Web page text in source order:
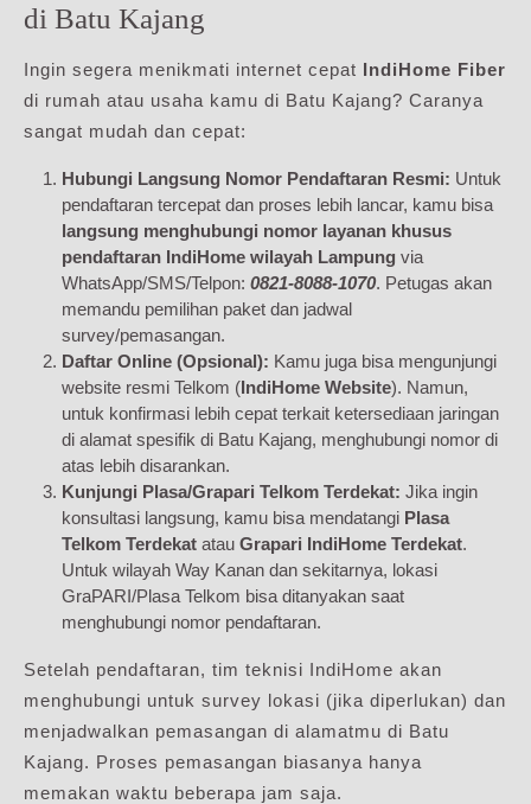
di Batu Kajang
Ingin segera menikmati internet cepat IndiHome Fiber
di rumah atau usaha kamu di Batu Kajang? Caranya
sangat mudah dan cepat:
Hubungi Langsung Nomor Pendaftaran Resmi: Untuk
pendaftaran tercepat dan proses lebih lancar, kamu bisa
langsung menghubungi nomor layanan khusus
pendaftaran IndiHome wilayah Lampung via
WhatsApp/SMS/Telpon: 0821-8088-1070. Petugas akan
memandu pemilihan paket dan jadwal
survey/pemasangan.
Daftar Online (Opsional): Kamu juga bisa mengunjungi
website resmi Telkom (IndiHome Website). Namun,
untuk konfirmasi lebih cepat terkait ketersediaan jaringan
di alamat spesifik di Batu Kajang, menghubungi nomor di
atas lebih disarankan.
Kunjungi Plasa/Grapari Telkom Terdekat: Jika ingin
konsultasi langsung, kamu bisa mendatangi Plasa
Telkom Terdekat atau Grapari IndiHome Terdekat.
Untuk wilayah Way Kanan dan sekitarnya, lokasi
GraPARI/Plasa Telkom bisa ditanyakan saat
menghubungi nomor pendaftaran.
Setelah pendaftaran, tim teknisi IndiHome akan
menghubungi untuk survey lokasi (jika diperlukan) dan
menjadwalkan pemasangan di alamatmu di Batu
Kajang. Proses pemasangan biasanya hanya
memakan waktu beberapa jam saja.